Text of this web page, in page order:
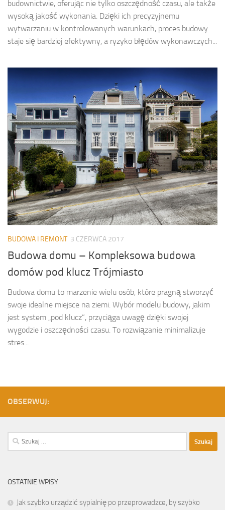
budownictwie, oferując nie tylko oszczędność czasu, ale także
wysoką jakość wykonania. Dzięki ich precyzyjnemu
wytwarzaniu w kontrolowanych warunkach, proces budowy
staje się bardziej efektywny, a ryzyko błędów wykonawczych...
BUDOWA I REMONT 3 CZERWCA 2017
Budowa domu – Kompleksowa budowa
domów pod klucz Trójmiasto
Budowa domu to marzenie wielu osób, które pragną stworzyć
swoje idealne miejsce na ziemi. Wybór modelu budowy, jakim
jest system „pod klucz”, przyciąga uwagę dzięki swojej
wygodzie i oszczędności czasu. To rozwiązanie minimalizuje
stres...
OBSERWUJ:
Szukaj:
OSTATNIE WPISY
Jak szybko urządzić sypialnię po przeprowadzce, by szybko